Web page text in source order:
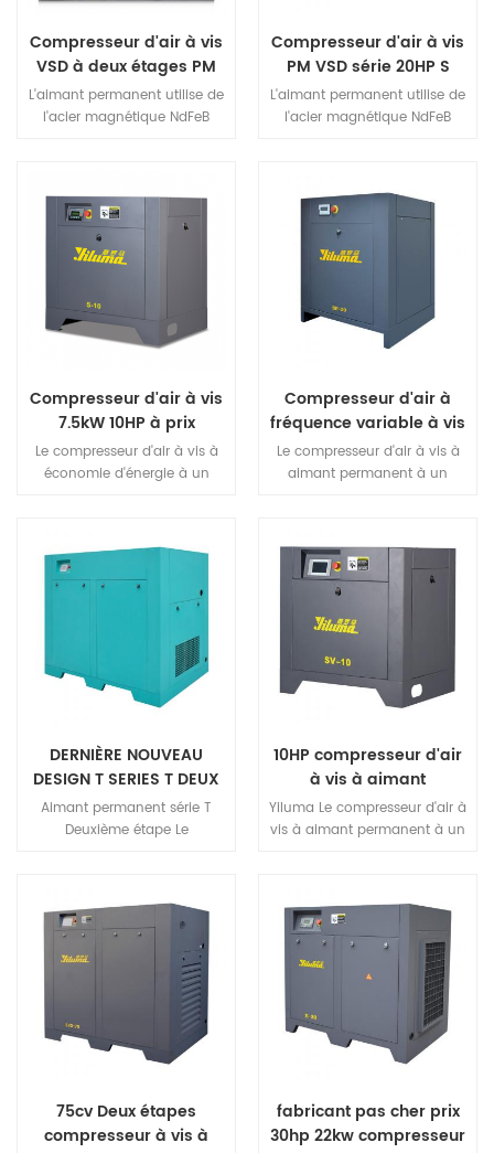
Compresseur d'air à vis
VSD à deux étages PM
série 50HPSED
L'aimant permanent utilise de
l'acier magnétique NdFeB
coercivité de l'acier
magnétique NdFeB, ce qui fait
que le moteur à aimant
permanent de terres rares a
léger, un rendement élevé, un
bon caractère, etc., une série
Compresseur d'air à vis
PM VSD série 20HP S
L'aimant permanent utilise de
l'acier magnétique NdFeB
la coercivité de l'acier
magnétique NdFeB, font que
le moteur à aimant
permanent aux terres rares a
léger, une haute efficacité, un
bon caractère, etc., une série
Compresseur d'air à vis
7.5kW 10HP à prix
compétitif
Le compresseur d'air à vis à
économie d'énergie à un
d'air élevé. La machine est
facile à installer, facile à
utiliser et a une longue durée
Compresseur d'air à
fréquence variable à vis
20HP PM
Le compresseur d'air à vis à
aimant permanent à un
matière de moteur peut
économiser 40 % d'énergie. Il
petites et moyennes entités.
DERNIÈRE NOUVEAU
DESIGN T SERIES T DEUX
STACE Compression VSD
Compresseur d'air à vis
Aimant permanent série T
Deuxième étape Le
Moteur principal à vis, qui
contient deux unités de
compression indépendantes,
optimise la structure interne
du rotor et haut rendement
deux étapes La compression
fournit le World's le plus haut
10HP compresseur d'air
à vis à aimant
permanent à un étage
Yiluma Le compresseur d'air à
vis à aimant permanent à un
moteur peut économiser 40%
énergie.Il est conçu et
fabriqué pour les petites et
moyennes entités.
75cv Deux étapes
compresseur à vis à
fabricant pas cher prix
30hp 22kw compresseur